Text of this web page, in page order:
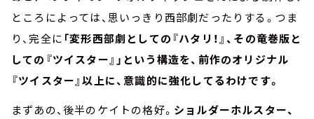
ところによっては、思いっきり西部劇だったりする。つま
り、完全に 「変形西部劇としての『ハタリ！』、その竜巻版と
しての『ツイスター』」という構造を、前作のオリジナル
『ツイスター』以上に、意識的に強化してるわけです。
まずあの、後半のケイトの格好。 ショルダーホルスター、